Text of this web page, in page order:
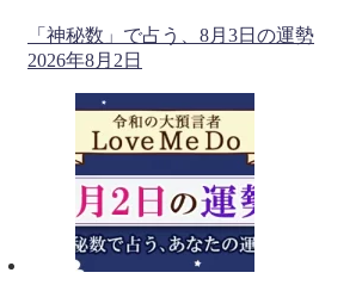
「神秘数」で占う、8月3日の運勢
2026年8月2日